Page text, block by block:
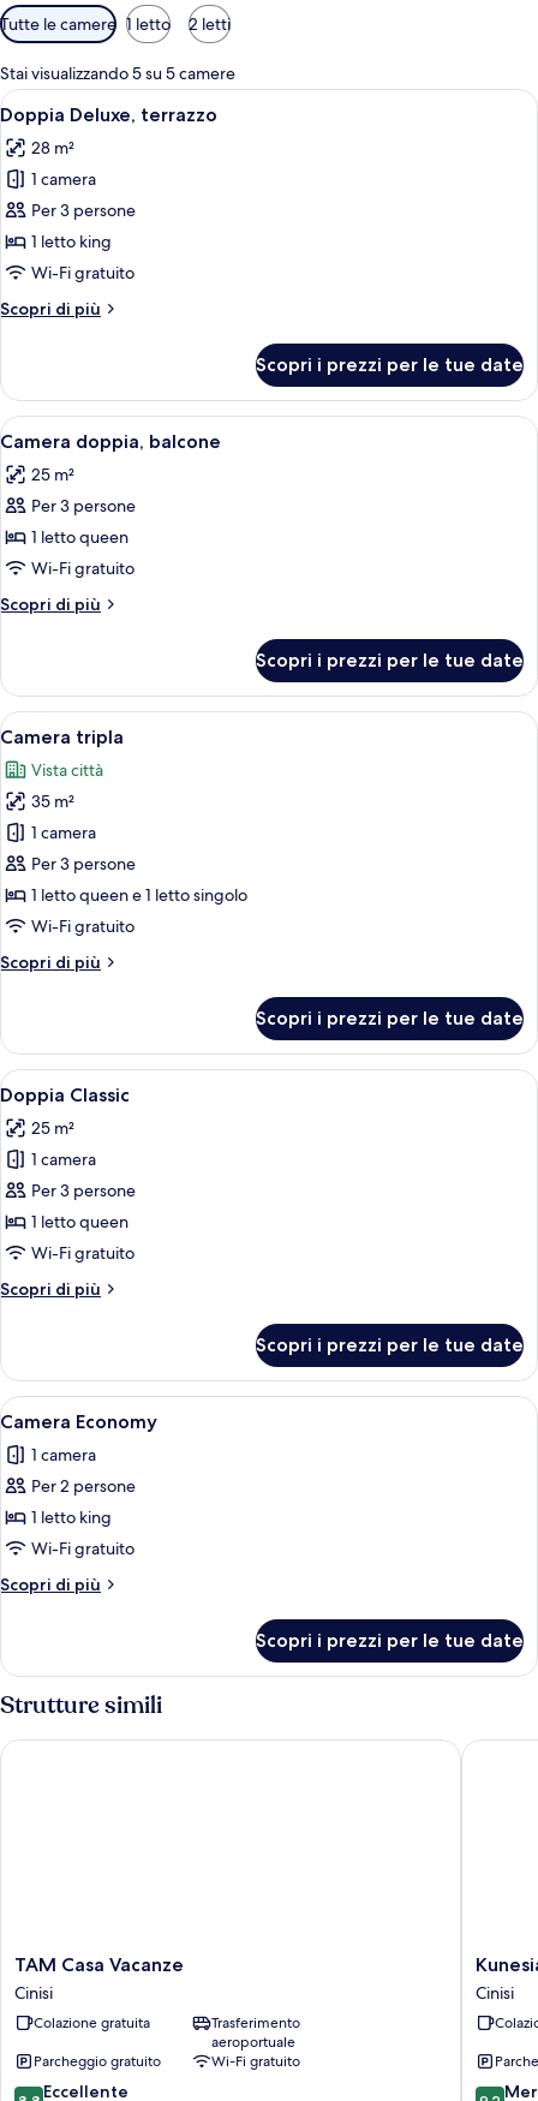
Filtri
disponibili
per
le
camere
Tutte le camere 1 letto 2 letti
Stai visualizzando 5 su 5 camere
Apri
tutte
le
foto
per
Doppia
Deluxe,
Camera da letto con parete in
8
Doppia Deluxe, terrazzo
28 m²
1 camera
Per 3 persone
1 letto king
Wi-Fi gratuito
Scopri di più
Altri
Deluxe,
terrazzo
Scopri i prezzi per le tue date
Apri
tutte
le
foto
per
Camera
doppia,
balcone
Camera doppia, balcone |
4
Camera doppia, balcone
25 m²
Per 3 persone
1 letto queen
Wi-Fi gratuito
Scopri di più
Altri
doppia,
balcone
Scopri i prezzi per le tue date
Apri
tutte
le
foto
per
Camera
tripla
Una camera da letto con parete in
3
Camera tripla
Vista città
35 m²
1 camera
Per 3 persone
1 letto queen e 1 letto singolo
Wi-Fi gratuito
Scopri di più
Altri
tripla
Scopri i prezzi per le tue date
Apri
tutte
le
foto
per
Doppia
Classic
Una camera da letto con parete in
4
Doppia Classic
25 m²
1 camera
Per 3 persone
1 letto queen
Wi-Fi gratuito
Scopri di più
Altri
Classic
Scopri i prezzi per le tue date
Apri
tutte
le
foto
per
Camera
Economy
Una camera da letto con parete in
1
Camera Economy
1 camera
Per 2 persone
1 letto king
Wi-Fi gratuito
Scopri di più
Altri
Economy
Scopri i prezzi per le tue date
Strutture simili
TAM
Casa
Vacanze
Cinisi
TAM Casa Vacanze
Cinisi
Colazione gratuita
Trasferimento
aeroportuale
Parcheggio gratuito
Wi-Fi gratuito
8.8 Eccellente
TAM Casa Vacanze
Cinisi
Cinisi
9.2
Kunesias